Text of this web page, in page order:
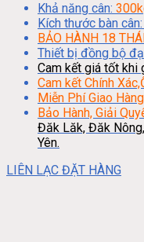
Khả năng cân:
Kích thước bàn cân:
BẢO HÀNH 18
Thiết bị đồng bộ
Cam kết giá tốt khi
Cam kết Chính
Miễn Phí Giao
Bảo Hành, Giải
Đăk Lăk, Đăk Nông,
Yên.
LIÊN LẠC ĐẶT HÀNG